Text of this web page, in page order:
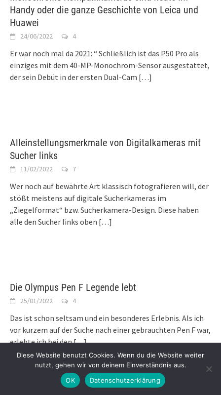
Handy oder die ganze Geschichte von Leica und
Huawei
24/06/2022 4
Er war noch mal da 2021: “ Schließlich ist das P50 Pro als
einziges mit dem 40-MP-Monochrom-Sensor ausgestattet,
der sein Debüt in der ersten Dual-Cam […]
Alleinstellungsmerkmale von Digitalkameras mit
Sucher links
11/02/2022 7
Wer noch auf bewährte Art klassisch fotografieren will, der
stößt meistens auf digitale Sucherkameras im
„Ziegelformat“ bzw. Sucherkamera-Design. Diese haben
alle den Sucher links oben […]
Die Olympus Pen F Legende lebt
25/01/2022 4
Das ist schon seltsam und ein besonderes Erlebnis. Als ich
vor kurzem auf der Suche nach einer gebrauchten Pen F war,
erlebte ich bei den[…]
Diese Website benutzt Cookies. Wenn du die Website weiter
nutzt, gehen wir von deinem Einverständnis aus.
OK
Datenschutzerklärung